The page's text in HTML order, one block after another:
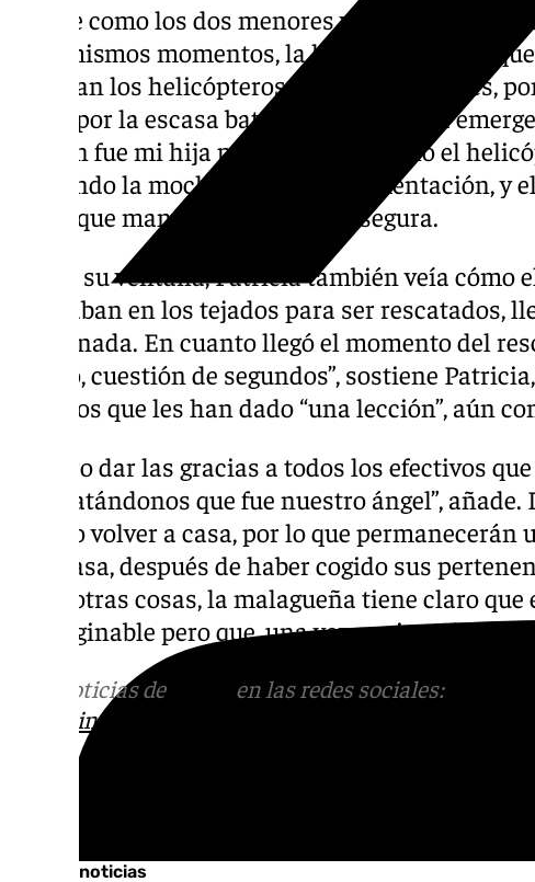
Así fue como los dos menores vivieron el
esos mismos momentos, la luz se fue, con lo
sonaban los helicópteros en los alrededores,
avión por la escasa batería y llamando a
lección fue mi hija porque cuando vino el
buscando la mochila con la documentación, y
había que mantener la calma”, asegura.
Desde su ventana, Patricia también veía cómo
esperaban en los tejados para ser rescatados,
hacer nada. En cuanto llegó el momento del
rápido, cuestión de segundos”, sostiene
hijos los que les han dado “una lección”, aún
“Quiero dar las gracias a todos los efectivos
y rescatándonos que fue nuestro ángel”,
podido volver a casa, por lo que
otra casa, después de haber cogido sus
entre otras cosas, la malagueña tiene claro
inimaginable pero que, una vez se vive, pierde
Más noticias de en las redes sociales:
informativos@101tv.es
Últimas noticias